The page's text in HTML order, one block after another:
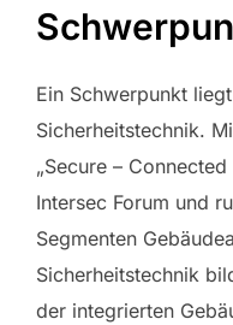
Ein Schwerpunkt
Sicherheitstechnik.
„Secure –
Intersec Forum und
Segmenten
Sicherheitstechnik
der integrierten